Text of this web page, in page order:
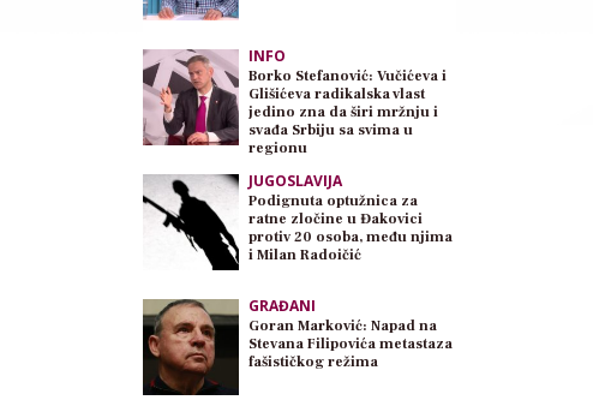
INFO
Borko Stefanović: Vučićeva i
Glišićeva radikalska vlast
jedino zna da širi mržnju i
svađa Srbiju sa svima u
regionu
JUGOSLAVIJA
Podignuta optužnica za
ratne zločine u Đakovici
protiv 20 osoba, među njima
i Milan Radoičić
GRAĐANI
Goran Marković: Napad na
Stevana Filipovića metastaza
fašističkog režima